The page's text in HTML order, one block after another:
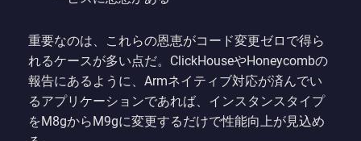
重要なのは、これらの恩恵がコード変更ゼロで得ら
れるケースが多い点だ。ClickHouseやHoneycombの
報告にあるように、Armネイティブ対応が済んでい
るアプリケーションであれば、インスタンスタイプ
をM8gからM9gに変更するだけで性能向上が見込め